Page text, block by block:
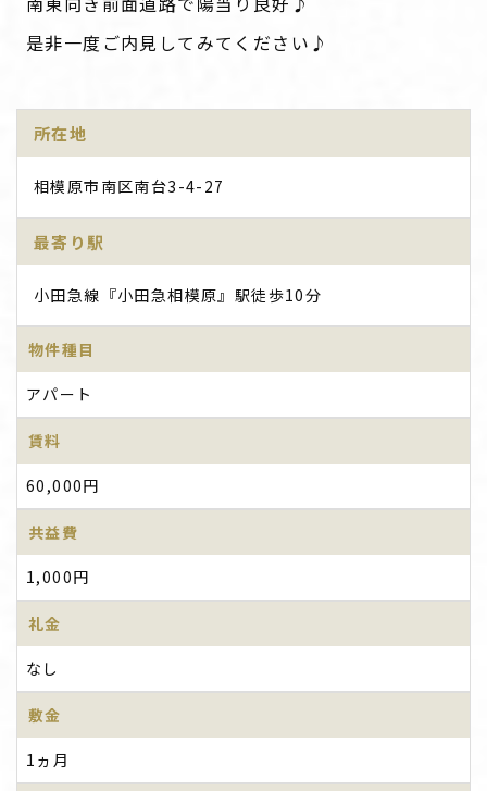
是非一度ご内見してみてください♪
所在地
相模原市南区南台3-4-27
最寄り駅
小田急線『小田急相模原』駅徒歩10分
物件種目
アパート
賃料
60,000円
共益費
1,000円
礼金
なし
敷金
1ヵ月